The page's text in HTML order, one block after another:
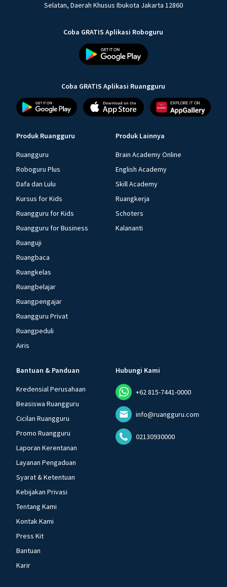
Selatan, Daerah Khusus Ibukota Jakarta 12860
Coba GRATIS Aplikasi Roboguru
Coba GRATIS Aplikasi Ruangguru
Produk Ruangguru
Ruangguru
Roboguru Plus
Dafa dan Lulu
Kursus for Kids
Ruangguru for Kids
Ruangguru for Business
Ruanguji
Ruangbaca
Ruangkelas
Ruangbelajar
Ruangpengajar
Ruangguru Privat
Ruangpeduli
Airis
Produk Lainnya
Brain Academy Online
English Academy
Skill Academy
Ruangkerja
Schoters
Kalananti
Bantuan & Panduan
Kredensial Perusahaan
Beasiswa Ruangguru
Cicilan Ruangguru
Promo Ruangguru
Laporan Kerentanan
Layanan Pengaduan
Syarat & Ketentuan
Kebijakan Privasi
Tentang Kami
Kontak Kami
Press Kit
Bantuan
Karir
Hubungi Kami
+62 815-7441-0000
info@ruangguru.com
02130930000